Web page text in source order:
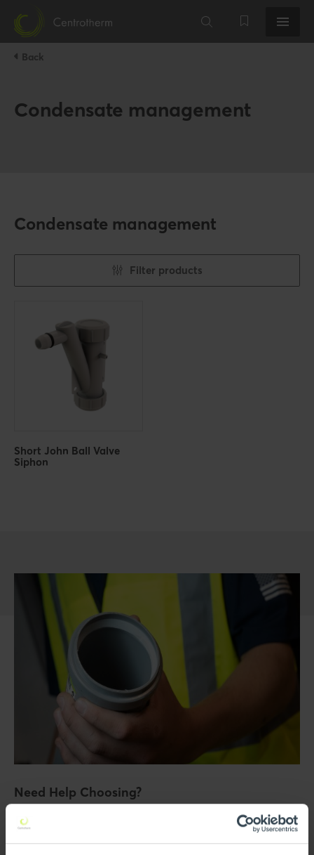
Back
Condensate management
Condensate management
Filter products
Short John Ball Valve
Siphon
Need Help Choosing?
Our customer service team is here to help. If you’d like
more information or need advice before ordering, just get